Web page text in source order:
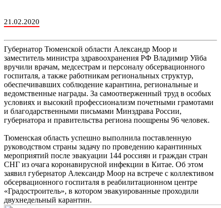
21.02.2020
Губернатор Тюменской области Александр Моор и
заместитель министра здравоохранения РФ Владимир Уйба
вручили врачам, медсестрам и персоналу обсервационного
госпиталя, а также работникам региональных структур,
обеспечивавших соблюдение карантина, региональные и
ведомственные награды. За самоотверженный труд в особых
условиях и высокий профессионализм почетными грамотами
и благодарственными письмами Минздрава России,
губернатора и правительства региона поощрены 96 человек.
Тюменская область успешно выполнила поставленную
руководством страны задачу по проведению карантинных
мероприятий после эвакуации 144 россиян и граждан стран
СНГ из очага коронавирусной инфекции в Китае. Об этом
заявил губернатор Александр Моор на встрече с коллективом
обсервационного госпиталя в реабилитационном центре
«Градостроитель», в котором эвакуированные проходили
двухнедельный карантин.